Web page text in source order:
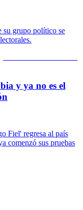
su grupo político se
y ya no es el
Fiel' regresa al país
comenzó sus pruebas